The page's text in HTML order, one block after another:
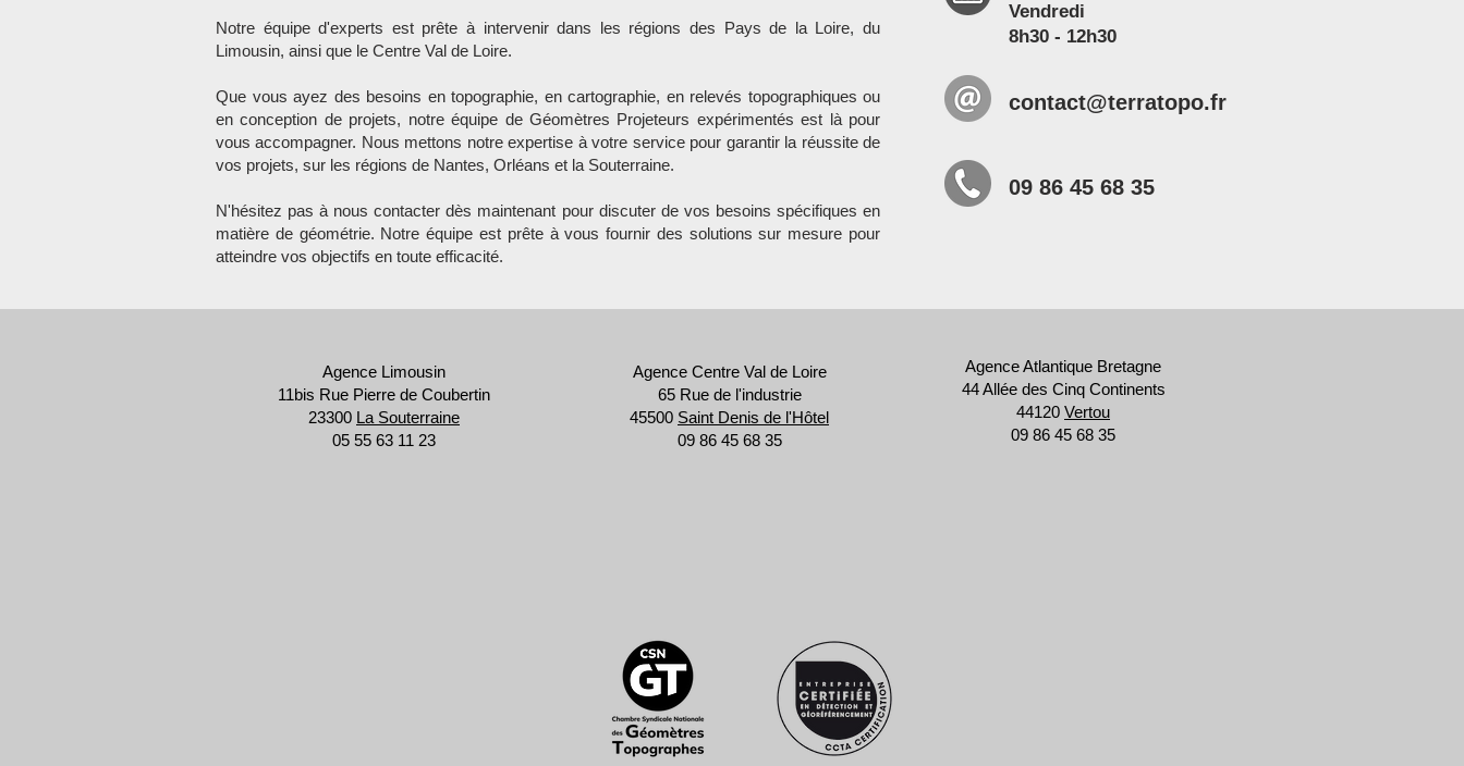
Notre équipe d'experts est prête à intervenir dans les régions des Pays de la Loire, du
Limousin, ainsi que le Centre Val de Loire.
Que vous ayez des besoins en topographie, en cartographie, en relevés topographiques ou
en conception de projets, notre équipe de Géomètres Projeteurs expérimentés est là pour
vous accompagner. Nous mettons notre expertise à votre service pour garantir la réussite de
vos projets, sur les régions de Nantes, Orléans et la Souterraine.
N'hésitez pas à nous contacter dès maintenant pour discuter de vos besoins spécifiques en
matière de géométrie. Notre équipe est prête à vous fournir des solutions sur mesure pour
atteindre vos objectifs en toute efficacité.
Vendredi
8h30 - 12h30
contact@terratopo.fr
09 86 45 68 35
Agence Limousin
11bis Rue Pierre de Coubertin
23300 La Souterraine
05 55 63 11 23
Agence Centre Val de Loire
65 Rue de l'industrie
45500 Saint Denis de l'Hôtel
09 86 45 68 35
Agence Atlantique Bretagne
44 Allée des Cinq Continents
44120 Vertou
09 86 45 68 35